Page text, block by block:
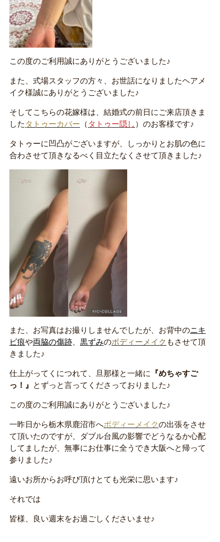
この度のご利用誠にありがとうございました♪
また、式場スタッフの方々、お世話になりましたヘアメ
イク様誠にありがとうございました♪
そしてこちらの花嫁様は、結婚式の前日にご来店頂きま
した タトゥーカバー （ タトゥー隠し ）のお客様です♪
タトゥーに凹凸がございますが、しっかりとお肌の色に
合わさせて頂きなるべく目立たなくさせて頂きました♪
また、お写真はお撮りしませんでしたが、お背中のニキ
ビ痕や両脇の傷跡、 黒ずみのボディーメイク もさせて頂
きました♪
仕上がってくにつれて、旦那様と一緒に
『めちゃすご
っ！』
とずっと言ってくださっておりました♪
この度のご利用誠にありがとうございました♪
一昨日から栃木県鹿沼市へボディーメイクの出張をさせ
て頂いたのですが、ダブル台風の影響でどうなるか心配
してましたが、無事にお仕事に全うでき大阪へと帰って
参りました♪
遠いお所からお呼び頂けとても光栄に思います♪
それでは
皆様、良い週末をお過ごしくださいませ♪